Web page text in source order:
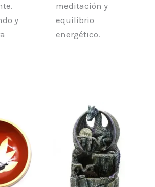
y
meditación y
equilibrio
energético.